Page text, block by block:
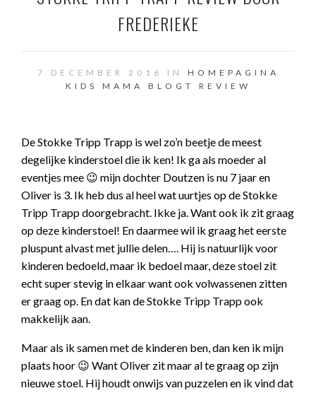
FREDERIEKE
7 DECEMBER 2016 IN HOMEPAGINA
KIDS
MAMA BLOGT REVIEW
De Stokke Tripp Trapp is wel zo’n beetje de meest
degelijke kinderstoel die ik ken! Ik ga als moeder al
eventjes mee 😉 mijn dochter Doutzen is nu 7 jaar en
Oliver is 3. Ik heb dus al heel wat uurtjes op de Stokke
Tripp Trapp doorgebracht. Ikke ja. Want ook ik zit graag
op deze kinderstoel! En daarmee wil ik graag het eerste
pluspunt alvast met jullie delen…. Hij is natuurlijk voor
kinderen bedoeld, maar ik bedoel maar, deze stoel zit
echt super stevig in elkaar want ook volwassenen zitten
er graag op. En dat kan de Stokke Tripp Trapp ook
makkelijk aan.
Maar als ik samen met de kinderen ben, dan ken ik mijn
plaats hoor 😉 Want Oliver zit maar al te graag op zijn
nieuwe stoel. Hij houdt onwijs van puzzelen en ik vind dat